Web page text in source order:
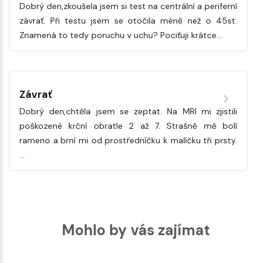
Dobrý den,zkoušela jsem si test na centrální a periferní
závrať. Při testu jsem se otočila méně než o 45st.
Znamená to tedy poruchu v uchu? Pociťuji krátce…
Závrať
Dobrý den,chtěla jsem se zeptat. Na MRI mi zjistili
poškozené krční obratle 2 až 7. Strašně mě bolí
rameno a brní mi od prostředníčku k malíčku tři prsty.
…
Mohlo by vás zajímat